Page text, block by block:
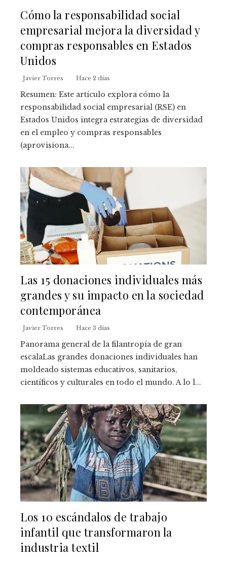
Cómo la responsabilidad social
empresarial mejora la diversidad y
compras responsables en Estados
Unidos
Javier Torres Hace 2 días
Resumen: Este artículo explora cómo la
responsabilidad social empresarial (RSE) en
Estados Unidos integra estrategias de diversidad
en el empleo y compras responsables
(aprovisiona...
Las 15 donaciones individuales más
grandes y su impacto en la sociedad
contemporánea
Javier Torres Hace 3 días
Panorama general de la filantropía de gran
escalaLas grandes donaciones individuales han
moldeado sistemas educativos, sanitarios,
científicos y culturales en todo el mundo. A lo l...
Los 10 escándalos de trabajo
infantil que transformaron la
industria textil